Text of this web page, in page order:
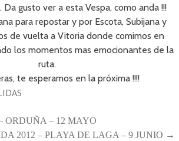
gusto ver a esta Vespa, como anda !!!
para repostar y por Escota, Subijana y
de vuelta a Vitoria donde comimos en
los momentos mas emocionantes de la
ruta.
te esperamos en la próxima !!!!
ORDUÑA – 12 MAYO
2012 – PLAYA DE LAGA – 9 JUNIO →